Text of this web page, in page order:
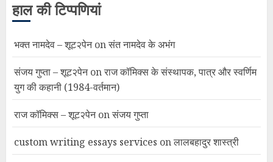
हाल की टिप्पणियां
भक्त नामदेव – शूट२पेनonसंत नामदेव के अभंग
संजय गुप्ता – शूट२पेनonराज कॉमिक्स के संस्थापक, पात्र और स्वर्णिम
युग की कहानी (1984-वर्तमान)
राज कॉमिक्स – शूट२पेनonसंजय गुप्ता
custom writing essays services onलालबहादुर शास्त्री